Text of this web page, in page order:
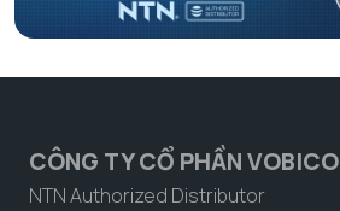
CÔNG TY CỔ PHẦN VOBICO
NTN Authorized Distributor